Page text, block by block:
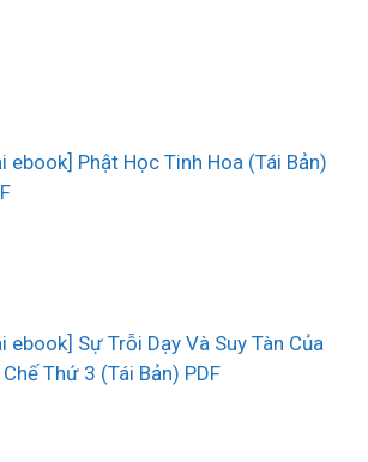
ebook] Phật Học Tinh Hoa (Tái Bản)
ebook] Sự Trỗi Dạy Và Suy Tàn Của
Thứ 3 (Tái Bản) PDF